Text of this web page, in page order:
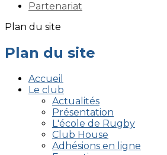
Partenariat
Plan du site
Plan du site
Accueil
Le club
Actualités
Présentation
L'école de Rugby
Club House
Adhésions en ligne